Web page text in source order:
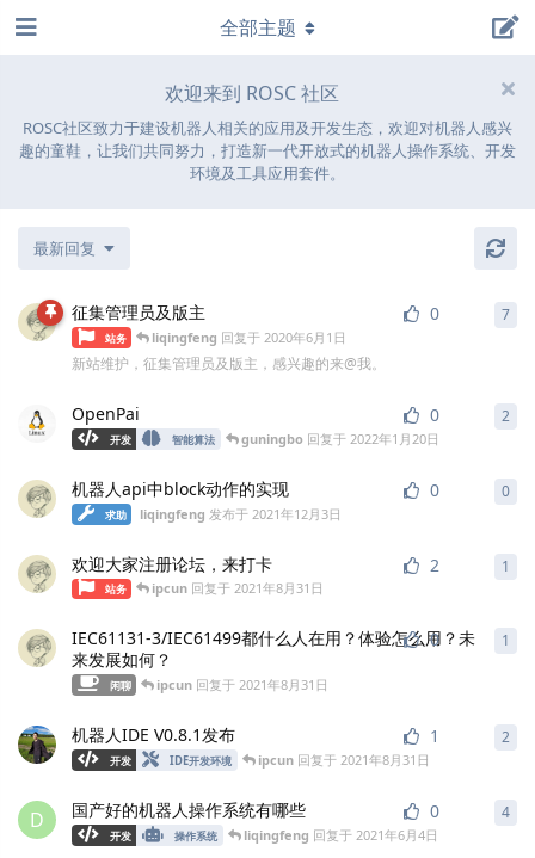
欢迎来到 ROSC 社区
ROSC社区致力于建设机器人相关的应用及开发生态，欢迎对机器人感兴
趣的童鞋，让我们共同努力，打造新一代开放式的机器人操作系统、开发
环境及工具应用套件。
全部主题
最新回复
征集管理员及版主
站务
0
liqingfeng 回复于 2020年6月1日
新站维护，征集管理员及版主，感兴趣的来@我。
7
OpenPai
开发 智能算法
0
guningbo 回复于 2022年1月20日
2
机器人api中block动作的实现
求助
0
liqingfeng 发布于 2021年12月3日
0
欢迎大家注册论坛，来打卡
站务
2
ipcun 回复于2021年8月31日
1
IEC61131-3/IEC61499都什么人在用？体验怎么用？未
来发展如何？
闲聊
0
ipcun 回复于2021年8月31日
1
机器人IDE V0.8.1发布
开发 IDE开发环境
1
ipcun回复于 2021年8月31日
2
D 国产好的机器人操作系统有哪些
开发 操作系统
0
liqingfeng 回复于 2021年6月4日
4